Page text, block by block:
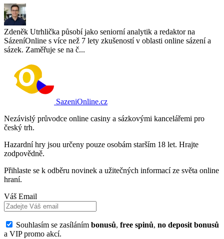
Zdeněk Utrhlička působí jako seniorní analytik a redaktor na
SázeníOnline s více než 7 lety zkušeností v oblasti online sázení a
sázek. Zaměřuje se na č...
SazeniOnline.cz
Nezávislý průvodce online casiny a sázkovými kancelářemi pro
český trh.
Hazardní hry jsou určeny pouze osobám starším 18 let. Hrajte
zodpovědně.
Přihlaste se k odběru novinek a užitečných informací ze světa online
hraní.
Váš Email
Souhlasím se zasíláním bonusů, free spinů, no deposit bonusů
a VIP promo akcí.